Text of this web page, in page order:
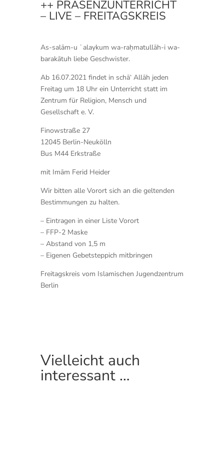
++ PRÄSENZUNTERRICHT
– LIVE – FREITAGSKREIS
As-salām-u ʿalaykum wa-raḥmatullāh-i wa-
barakātuh liebe Geschwister.
Ab 16.07.2021 findet in schā‘ Allāh jeden
Freitag um 18 Uhr ein Unterricht statt im
Zentrum für Religion, Mensch und
Gesellschaft e. V.
Finowstraße 27
12045 Berlin-Neukölln
Bus M44 Erkstraße
mit Imām Ferid Heider
Wir bitten alle Vorort sich an die geltenden
Bestimmungen zu halten.
– Eintragen in einer Liste Vorort
– FFP-2 Maske
– Abstand von 1,5 m
– Eigenen Gebetsteppich mitbringen
Freitagskreis vom Islamischen Jugendzentrum
Berlin
Vielleicht auch
interessant …